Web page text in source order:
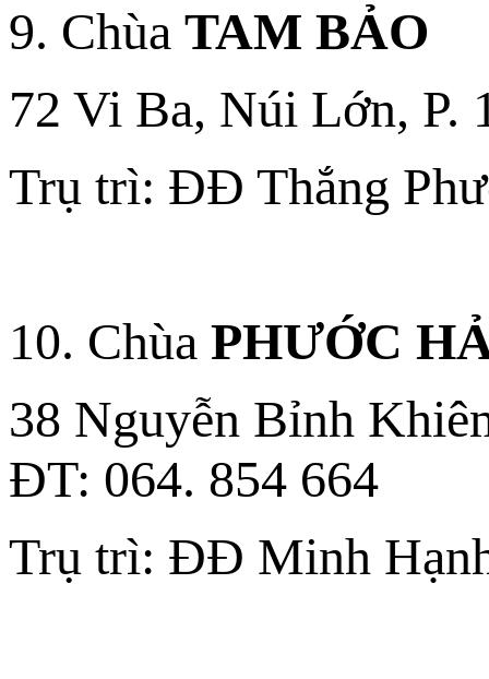
9. Chùa TAM BẢO
72 Vi Ba, Núi Lớn, P.
Trụ trì: ĐĐ Thắng
10. Chùa PHƯỚC
38 Nguyễn Bỉnh
ÐT: 064. 854 664
Trụ trì: ĐĐ Minh